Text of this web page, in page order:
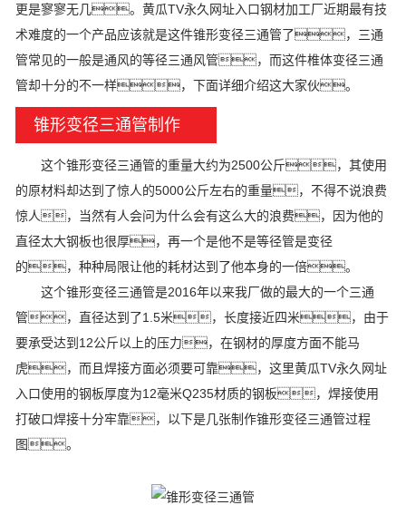
更是寥寥无几。黄瓜TV永久网址入口钢材加工厂近期最有技
术难度的一个产品应该就是这件锥形变径三通管了，三通
管常见的一般是通风的等径三通风管，而这件椎体变径三通
管却十分的不一样，下面详细介绍这大家伙。
锥形变径三通管制作
这个锥形变径三通管的重量大约为2500公斤，其使用
的原材料却达到了惊人的5000公斤左右的重量，不得不说浪费
惊人，当然有人会问为什么会有这么大的浪费，因为他的
直径太大钢板也很厚，再一个是他不是等径管是变径
的，种种局限让他的耗材达到了他本身的一倍。
这个锥形变径三通管是2016年以来我厂做的最大的一个三通
管，直径达到了1.5米，长度接近四米，由于
要承受达到12公斤以上的压力，在钢材的厚度方面不能马
虎，而且焊接方面必须要可靠，这里黄瓜TV永久网址
入口使用的钢板厚度为12毫米Q235材质的钢板，焊接使用
打破口焊接十分牢靠，以下是几张制作锥形变径三通管过程
图。